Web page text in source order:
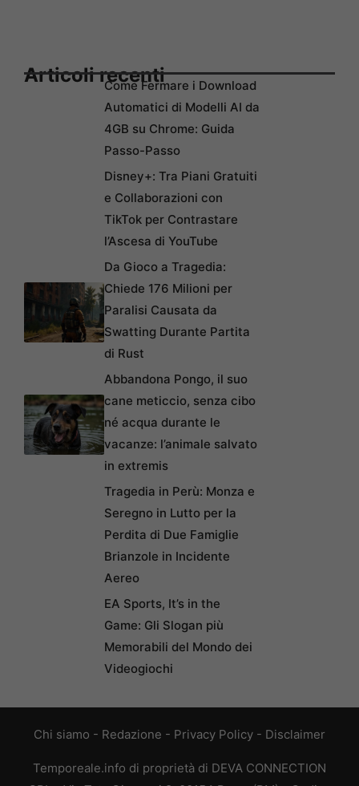
Articoli recentiCome Fermare i Download
Automatici di Modelli AI da
4GB su Chrome: Guida
Passo-Passo
Disney+: Tra Piani Gratuiti
e Collaborazioni con
TikTok per Contrastare
l’Ascesa di YouTube
Da Gioco a Tragedia:
Chiede 176 Milioni per
Paralisi Causata da
Swatting Durante Partita
di Rust
Abbandona Pongo, il suo
cane meticcio, senza cibo
né acqua durante le
vacanze: l’animale salvato
in extremis
Tragedia in Perù: Monza e
Seregno in Lutto per la
Perdita di Due Famiglie
Brianzole in Incidente
Aereo
EA Sports, It’s in the
Game: Gli Slogan più
Memorabili del Mondo dei
Videogiochi
Chi siamo - Redazione - Privacy Policy - Disclaimer
Temporeale.info di proprietà di DEVA CONNECTION